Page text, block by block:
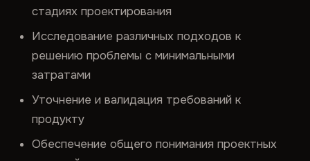
стадиях проектирования
Исследование различных подходов к
решению проблемы с минимальными
затратами
Уточнение и валидация требований к
продукту
Обеспечение общего понимания проектных